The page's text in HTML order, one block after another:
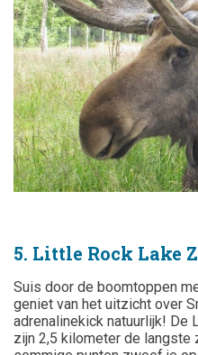
5. Little Rock Lake
Suis door de boomtoppen
geniet van het uitzicht over
adrenalinekick natuurlijk! De
zijn 2,5 kilometer de langste